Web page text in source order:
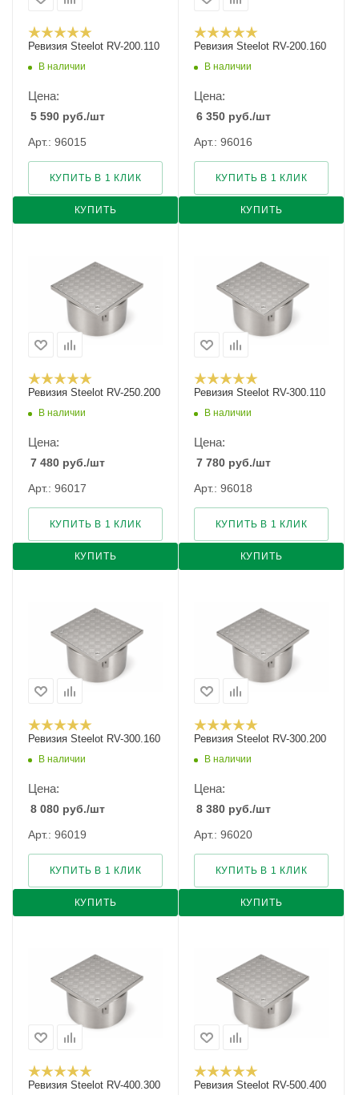
Ревизия Steelot RV-200.110
В наличии
Цена:
5 590 руб./шт
Арт.: 96015
КУПИТЬ
КУПИТЬ В 1 КЛИК
Ревизия Steelot RV-200.160
В наличии
Цена:
6 350 руб./шт
Арт.: 96016
КУПИТЬ
КУПИТЬ В 1 КЛИК
Ревизия Steelot RV-250.200
В наличии
Цена:
7 480 руб./шт
Арт.: 96017
КУПИТЬ
КУПИТЬ В 1 КЛИК
Ревизия Steelot RV-300.110
В наличии
Цена:
7 780 руб./шт
Арт.: 96018
КУПИТЬ
КУПИТЬ В 1 КЛИК
Ревизия Steelot RV-300.160
В наличии
Цена:
8 080 руб./шт
Арт.: 96019
КУПИТЬ
КУПИТЬ В 1 КЛИК
Ревизия Steelot RV-300.200
В наличии
Цена:
8 380 руб./шт
Арт.: 96020
КУПИТЬ
КУПИТЬ В 1 КЛИК
Ревизия Steelot RV-400.300 Ревизия Steelot RV-500.400